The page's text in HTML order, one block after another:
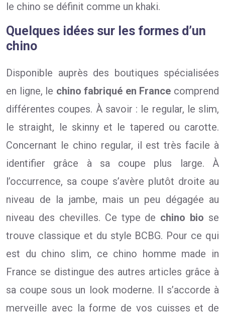
le chino se définit comme un khaki.
Quelques idées sur les formes d’un
chino
Disponible auprès des boutiques spécialisées
en ligne, le chino fabriqué en France comprend
différentes coupes. À savoir : le regular, le slim,
le straight, le skinny et le tapered ou carotte.
Concernant le chino regular, il est très facile à
identifier grâce à sa coupe plus large. À
l’occurrence, sa coupe s’avère plutôt droite au
niveau de la jambe, mais un peu dégagée au
niveau des chevilles. Ce type de chino bio se
trouve classique et du style BCBG. Pour ce qui
est du chino slim, ce chino homme made in
France se distingue des autres articles grâce à
sa coupe sous un look moderne. Il s’accorde à
merveille avec la forme de vos cuisses et de